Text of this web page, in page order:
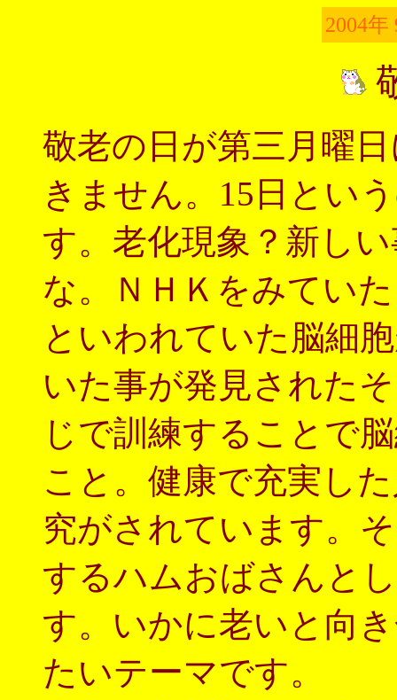
2004年
敬老の日が第三月曜
きません。15日とい
す。老化現象？新し
な。ＮＨＫをみてい
といわれていた脳細
いた事が発見された
じで訓練することで
こと。健康で充実し
究がされています。
するハムおばさんと
す。いかに老いと向
たいテーマです。